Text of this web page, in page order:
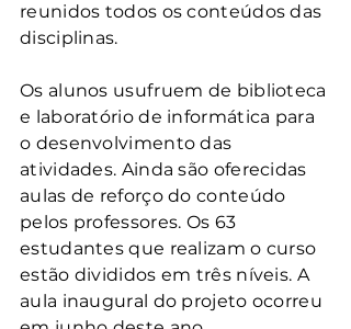
reunidos todos os conteúdos das
disciplinas.
Os alunos usufruem de biblioteca
e laboratório de informática para
o desenvolvimento das
atividades. Ainda são oferecidas
aulas de reforço do conteúdo
pelos professores. Os 63
estudantes que realizam o curso
estão divididos em três níveis. A
aula inaugural do projeto ocorreu